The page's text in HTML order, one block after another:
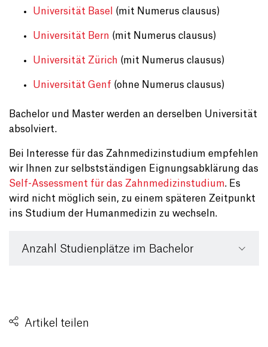
Universität Basel (mit Numerus clausus)
Universität Bern (mit Numerus clausus)
Universität Zürich (mit Numerus clausus)
Universität Genf (ohne Numerus clausus)
Bachelor und Master werden an derselben Universität
absolviert.
Bei Interesse für das Zahnmedizinstudium empfehlen
wir Ihnen zur selbstständigen Eignungsabklärung das
Self-Assessment für das Zahnmedizinstudium. Es
wird nicht möglich sein, zu einem späteren Zeitpunkt
ins Studium der Humanmedizin zu wechseln.
Anzahl Studienplätze im Bachelor
Artikel teilen